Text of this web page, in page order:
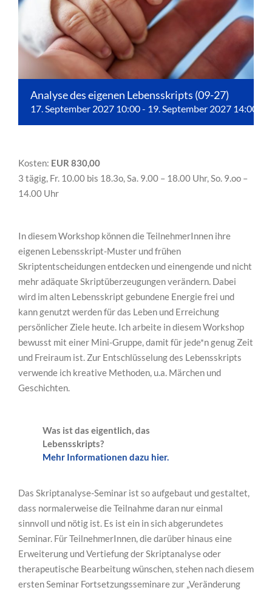
Analyse des eigenen Lebensskripts (09-27)
17. September 2027 10:00- 19. September 2027 14:00
Kosten: EUR 830,00
3 tägig, Fr. 10.00 bis 18.3o, Sa. 9.00 – 18.00 Uhr, So. 9.oo –
14.00 Uhr
In diesem Workshop können die TeilnehmerInnen ihre
eigenen Lebensskript-Muster und frühen
Skriptentscheidungen entdecken und einengende und nicht
mehr adäquate Skriptüberzeugungen verändern. Dabei
wird im alten Lebensskript gebundene Energie frei und
kann genutzt werden für das Leben und Erreichung
persönlicher Ziele heute. Ich arbeite in diesem Workshop
bewusst mit einer Mini-Gruppe, damit für jede*n genug Zeit
und Freiraum ist. Zur Entschlüsselung des Lebensskripts
verwende ich kreative Methoden, u.a. Märchen und
Geschichten.
Was ist das eigentlich, das
Lebensskripts?
Mehr Informationen dazu hier.
Das Skriptanalyse-Seminar ist so aufgebaut und gestaltet,
dass normalerweise die Teilnahme daran nur einmal
sinnvoll und nötig ist. Es ist ein in sich abgerundetes
Seminar. Für TeilnehmerInnen, die darüber hinaus eine
Erweiterung und Vertiefung der Skriptanalyse oder
therapeutische Bearbeitung wünschen, stehen nach diesem
ersten Seminar Fortsetzungsseminare zur „Veränderung